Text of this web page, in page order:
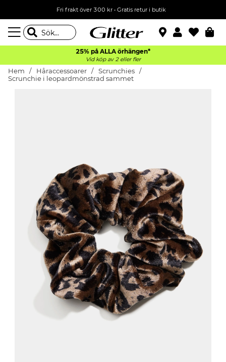
Fri frakt över 300 kr• Gratis retur i butik
25% på ALLA örhängen*
Vid köp av 2 eller fler
Hem Håraccessoarer
Scrunchies
Scrunchie i leopardmönstrad sammet